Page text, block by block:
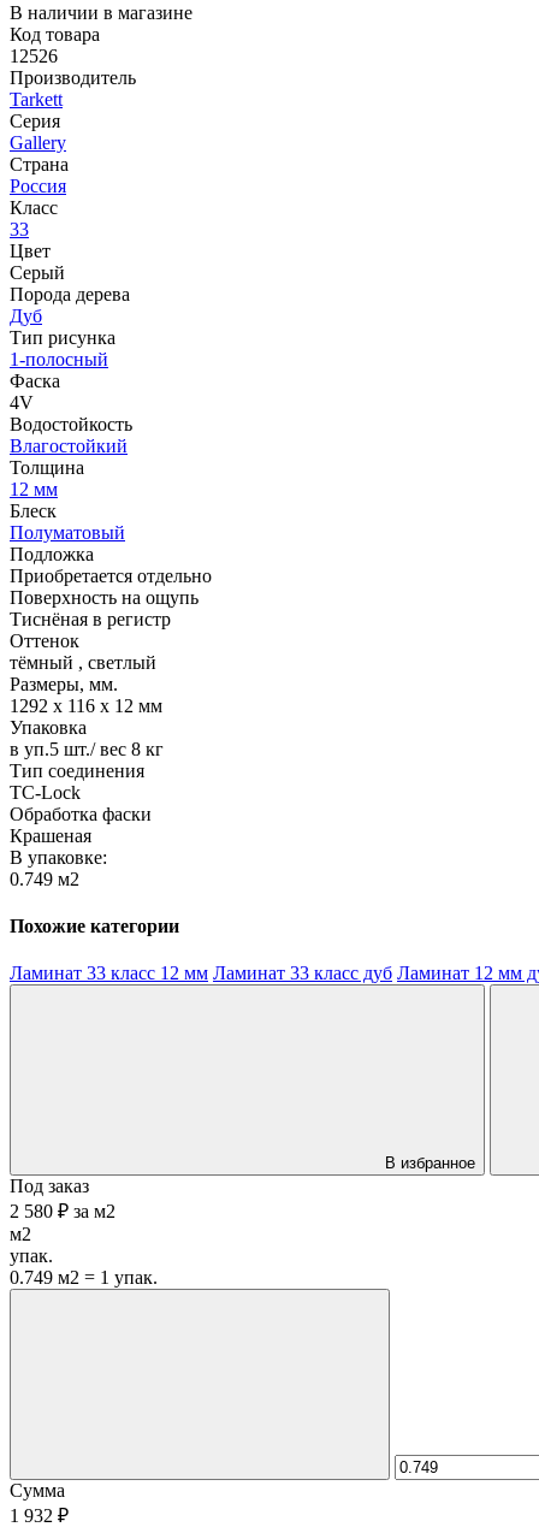
В наличии в магазине
Код товара
12526
Производитель
Tarkett
Серия
Gallery
Страна
Россия
Класс
33
Цвет
Серый
Порода дерева
Дуб
Тип рисунка
1-полосный
Фаска
4V
Водостойкость
Влагостойкий
Толщина
12 мм
Блеск
Полуматовый
Подложка
Приобретается отдельно
Поверхность на ощупь
Тиснёная в регистр
Оттенок
тёмный , светлый
Размеры, мм.
1292 х 116 х 12 мм
Упаковка
в уп.5 шт./ вес 8 кг
Тип соединения
TС-Lock
Обработка фаски
Крашеная
В упаковке:
0.749 м2
Похожие категории
Ламинат 33 класс 12 мм Ламинат 33 класс дуб Ламинат 12 мм
В избранное
Под заказ
2 580 ₽ за м2
м2
упак.
0.749 м2 = 1 упак.
Сумма
1 932 ₽